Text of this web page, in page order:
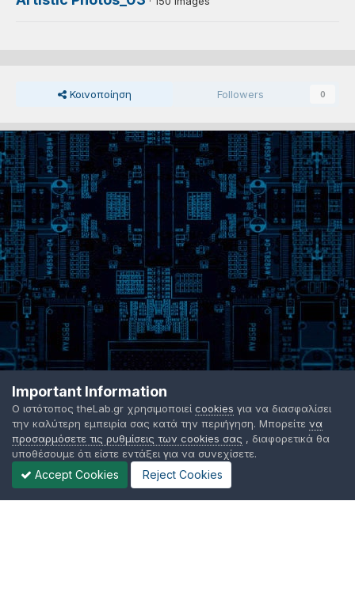
Κοινοποίηση Followers 0
Important Information
Ο ιστότοπος theLab.gr χρησιμοποιεί cookies για να διασφαλίσει
την καλύτερη εμπειρία σας κατά την περιήγηση. Μπορείτε να
προσαρμόσετε τις ρυθμίσεις των cookies σας , διαφορετικά θα
υποθέσουμε ότι είστε εντάξει για να συνεχίσετε.
Accept Cookies Reject Cookies